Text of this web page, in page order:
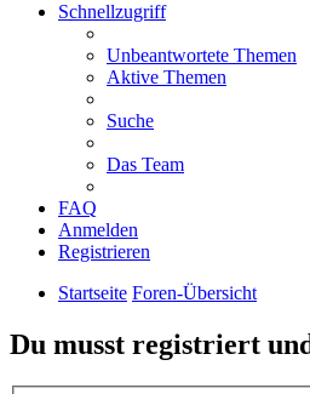
Schnellzugriff
Unbeantwortete Themen
Aktive Themen
Suche
Das Team
FAQ
Anmelden
Registrieren
Startseite Foren-Übersicht
Du musst registriert